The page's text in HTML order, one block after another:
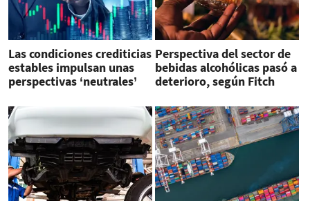
Las condiciones crediticias
estables impulsan unas
perspectivas ‘neutrales’
Perspectiva del sector de
bebidas alcohólicas pasó a
deterioro, según Fitch